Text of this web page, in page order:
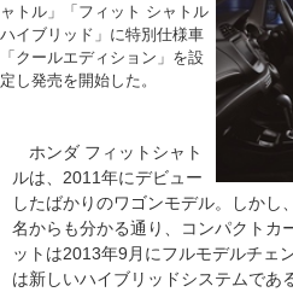
ャトル」「フィット シャトル
ハイブリッド」に特別仕様車
「クールエディション」を設
定し発売を開始した。
ホンダ フィットシャト
ルは、2011年にデビュー
したばかりのワゴンモデル。しかし
名からも分かる通り、コンパクトカ
ットは2013年9月にフルモデルチェ
は新しいハイブリッドシステムであ